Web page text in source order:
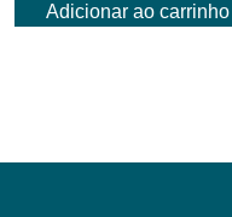
Adicionar ao carrinho